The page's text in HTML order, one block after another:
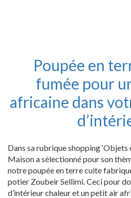
Poupée en
fumée pour
africaine dans
Dans sa rubrique shopping ‘Objets
Maison a sélectionné pour son
notre poupée en terre cuite
potier Zoubeir Sellimi. Ceci pour
d’intérieur chaleur et un petit air